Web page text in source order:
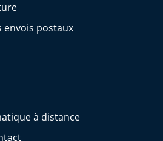
envois postaux
à distance